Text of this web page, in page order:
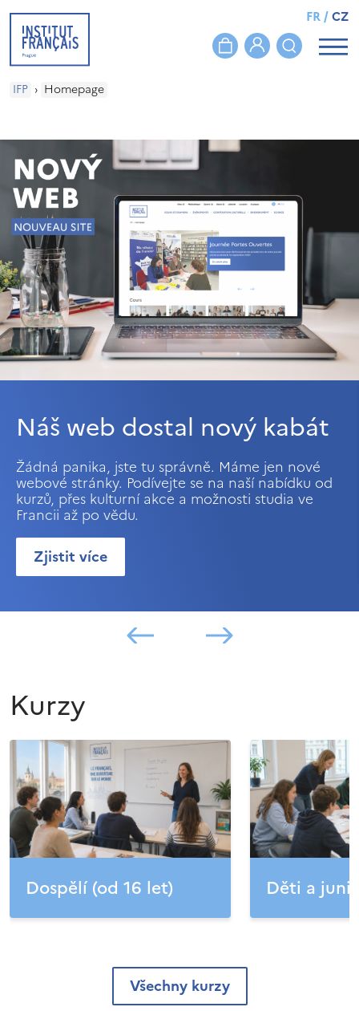
FR/CZ
IFP › Homepage
Náš web dostal nový kabát
Žádná panika, jste tu správně. Máme jen nové
webové stránky. Podívejte se na naší nabídku od
kurzů, přes kulturní akce a možnosti studia ve
Francii až po vědu.
Zjistit více
Kurzy
Dospělí (od 16 let) Děti a
Všechny kurzy